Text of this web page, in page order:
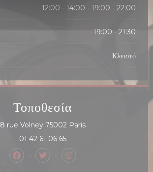
12:00 - 14:00 • 19:00 - 22:00
19:00 - 21:30
Κλειστό
Τοποθεσία
8 rue Volney 75002 Paris((ανοίγει σε νέο
01 42 61 06 65
Facebook ((ανοίγει σε νέο παράθυρο))
Twitter ((ανοίγει σε νέο
Instagram ((ανοίγει σε